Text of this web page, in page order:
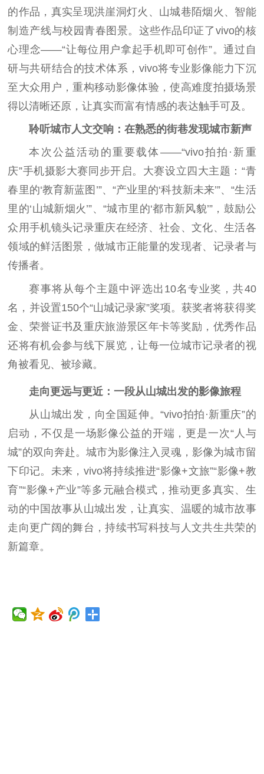
的作品，真实呈现洪崖洞灯火、山城巷陌烟火、智能
制造产线与校园青春图景。这些作品印证了vivo的核
心理念——“让每位用户拿起手机即可创作”。通过自
研与共研结合的技术体系，vivo将专业影像能力下沉
至大众用户，重构移动影像体验，使高难度拍摄场景
得以清晰还原，让真实而富有情感的表达触手可及。
聆听城市人文交响：在熟悉的街巷发现城市新声
本次公益活动的重要载体——“vivo拍拍·新重
庆”手机摄影大赛同步开启。大赛设立四大主题：“青
春里的‘教育新蓝图’”、“产业里的‘科技新未来’”、“生活
里的‘山城新烟火’”、“城市里的‘都市新风貌’”，鼓励公
众用手机镜头记录重庆在经济、社会、文化、生活各
领域的鲜活图景，做城市正能量的发现者、记录者与
传播者。
赛事将从每个主题中评选出10名专业奖，共40
名，并设置150个“山城记录家”奖项。获奖者将获得奖
金、荣誉证书及重庆旅游景区年卡等奖励，优秀作品
还将有机会参与线下展览，让每一位城市记录者的视
角被看见、被珍藏。
走向更远与更近：一段从山城出发的影像旅程
从山城出发，向全国延伸。“vivo拍拍·新重庆”的
启动，不仅是一场影像公益的开端，更是一次“人与
城”的双向奔赴。城市为影像注入灵魂，影像为城市留
下印记。未来，vivo将持续推进“影像+文旅”“影像+教
育”“影像+产业”等多元融合模式，推动更多真实、生
动的中国故事从山城出发，让真实、温暖的城市故事
走向更广阔的舞台，持续书写科技与人文共生共荣的
新篇章。